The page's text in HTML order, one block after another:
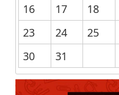
16
17 18
23
24 25
30
31